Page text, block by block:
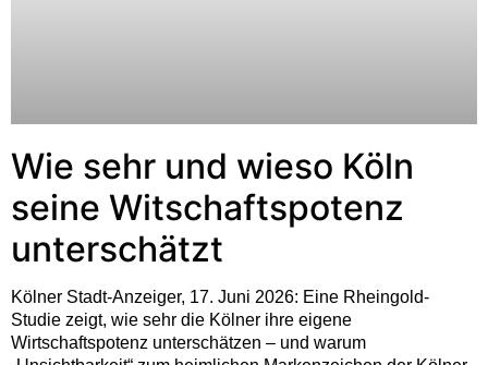
Wie sehr und wieso Köln
seine Witschaftspotenz
unterschätzt
Kölner Stadt-Anzeiger, 17. Juni 2026: Eine Rheingold-
Studie zeigt, wie sehr die Kölner ihre eigene
Wirtschaftspotenz unterschätzen – und warum